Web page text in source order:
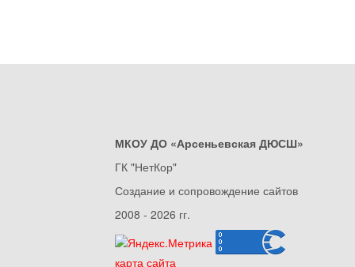
МКОУ ДО «Арсеньевская ДЮСШ»
ГК "НетКор"
Создание и сопровождение сайтов
2008 - 2026 гг.
карта сайта